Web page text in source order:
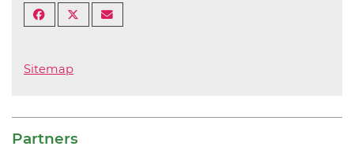
Sitemap
Partners